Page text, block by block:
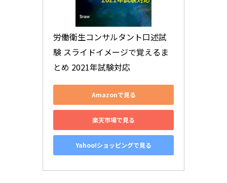
労働衛生コンサルタント口述試
験 スライドイメージで覚えるま
とめ 2021年試験対応
Amazonで見る
楽天市場で見る
Yahoo!ショッピングで見る